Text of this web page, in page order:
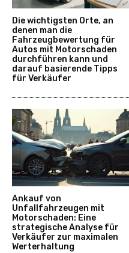
Die wichtigsten Orte, an
denen man die
Fahrzeugbewertung für
Autos mit Motorschaden
durchführen kann und
darauf basierende Tipps
für Verkäufer
Ankauf von
Unfallfahrzeugen mit
Motorschaden: Eine
strategische Analyse für
Verkäufer zur maximalen
Werterhaltung